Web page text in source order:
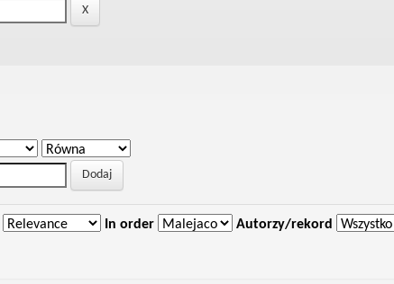
In order Autorzy/rekord